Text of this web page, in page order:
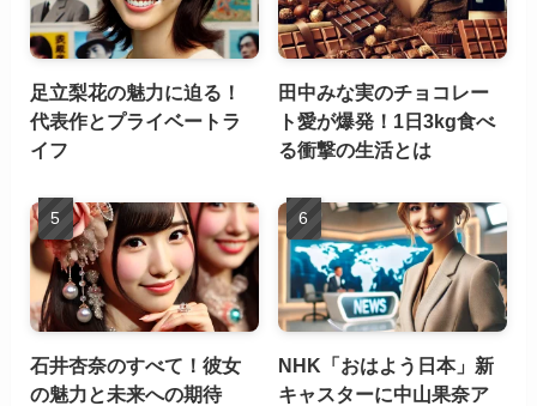
足立梨花の魅力に迫る！
代表作とプライベートラ
イフ
田中みな実のチョコレー
ト愛が爆発！1日3kg食べ
る衝撃の生活とは
石井杏奈のすべて！彼女
の魅力と未来への期待
NHK「おはよう日本」新
キャスターに中山果奈ア